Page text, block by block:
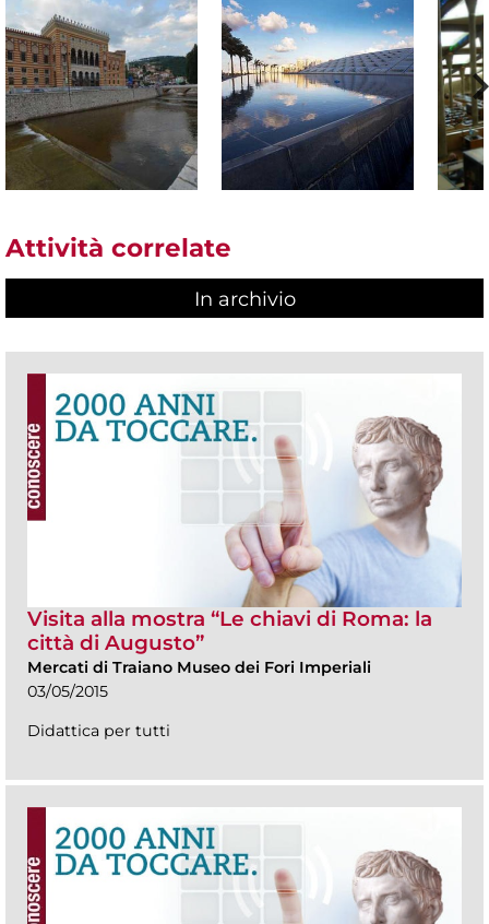
Attività correlate
In archivio
Visita alla mostra “Le chiavi di Roma: la
città di Augusto”
Mercati di Traiano Museo dei Fori Imperiali
03/05/2015
Didattica per tutti